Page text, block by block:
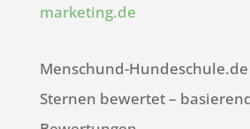
marketing.de
Menschund-
Sternen bewertet –